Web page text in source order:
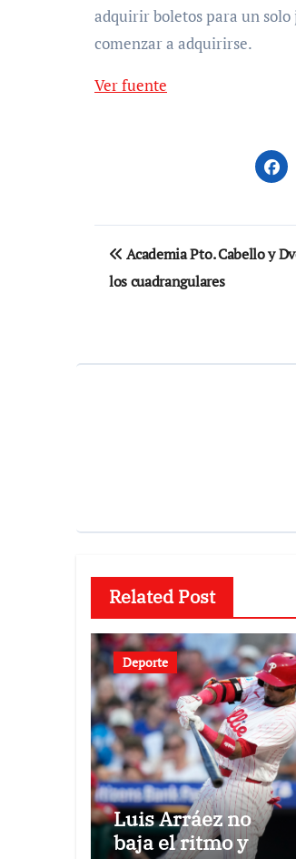
adquirir boletos para un solo
comenzar a adquirirse.
Ver fuente
Navegación
de
Academia Pto. Cabello y
los cuadrangulares
Related Post
Deporte
Luis Arráez no
baja el ritmo y